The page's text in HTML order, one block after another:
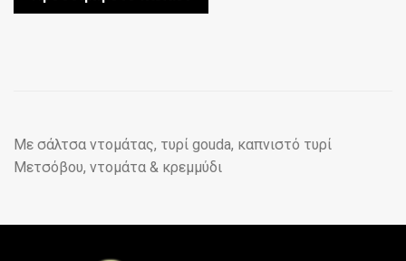
Με σάλτσα ντομάτας, τυρί gouda, καπνιστό τυρί
Μετσόβου, ντομάτα & κρεμμύδι